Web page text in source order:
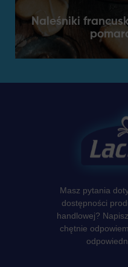
Naleśniki
Masz pytania
dostępności
handlowej?
chętnie